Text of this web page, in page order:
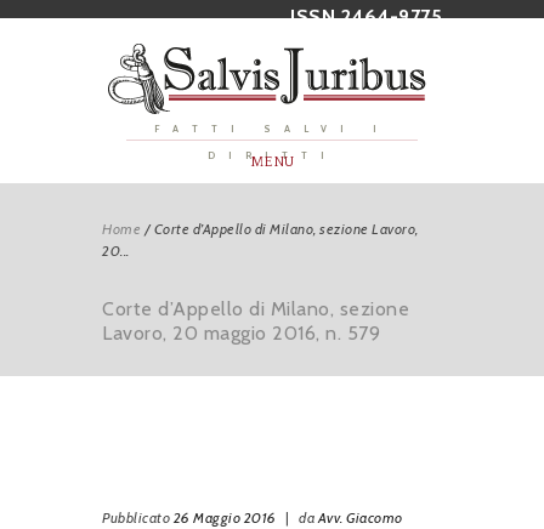
ISSN 2464-9775
FATTI SALVI I
DIRITTI
MENU
Home /Corte d’Appello di Milano, sezione Lavoro,
20...
Corte d’Appello di Milano, sezione
Lavoro, 20 maggio 2016, n. 579
Pubblicato 26 Maggio 2016 | daAvv. Giacomo